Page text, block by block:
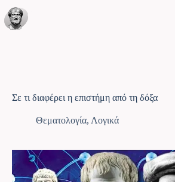
Σε τι διαφέρει η επιστήμη από τη δόξα
Θεματολογία, Λογικά